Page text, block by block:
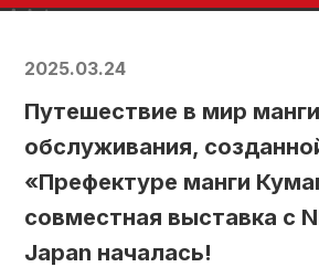
2025.03.24
Путешествие в мир
обслуживания,
«Префектуре манги
совместная выставка с
Japan началась!